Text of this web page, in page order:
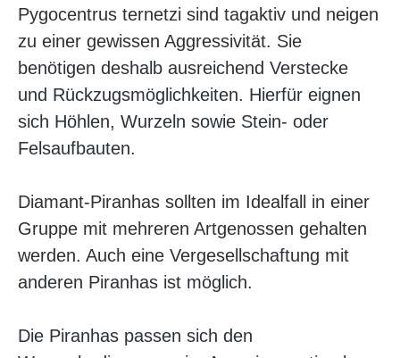
Pygocentrus ternetzi sind tagaktiv und neigen
zu einer gewissen Aggressivität. Sie
benötigen deshalb ausreichend Verstecke
und Rückzugsmöglichkeiten. Hierfür eignen
sich Höhlen, Wurzeln sowie Stein- oder
Felsaufbauten.
Diamant-Piranhas sollten im Idealfall in einer
Gruppe mit mehreren Artgenossen gehalten
werden. Auch eine Vergesellschaftung mit
anderen Piranhas ist möglich.
Die Piranhas passen sich den